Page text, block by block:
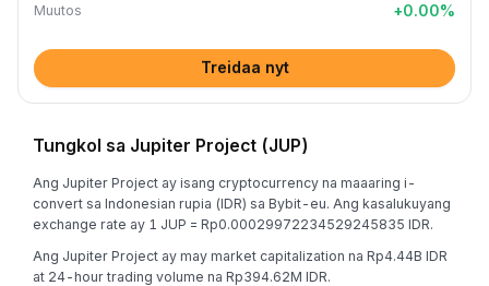
Muutos +0.00%
Treidaa nyt
Tungkol sa Jupiter Project (JUP)
Ang Jupiter Project ay isang cryptocurrency na maaaring i-
convert sa Indonesian rupia (IDR) sa Bybit-eu. Ang kasalukuyang
exchange rate ay 1 JUP = Rp0.00029972234529245835 IDR.
Ang Jupiter Project ay may market capitalization na Rp4.44B IDR
at 24-hour trading volume na Rp394.62M IDR.